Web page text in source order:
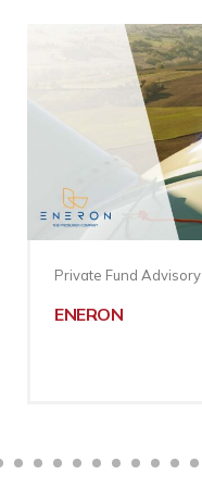
Private Fund Advisory
ENERON